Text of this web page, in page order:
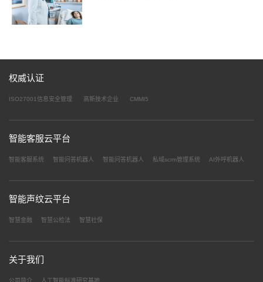
权威认证
ISO27001信息安全管理 高新技术企业 CMMI5
智能客服云平台
智能客服系统 智能问答机器人 智能问答机器人 私域scrm管理系统 AI外呼机器人
智能声纹云平台
智慧金融 智慧公检法 智慧社保
关于我们
公司简介 人工智能标准研究基地